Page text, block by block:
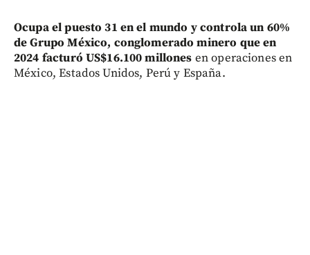
Ocupa el puesto 31 en el mundo y controla un 60%
de Grupo México, conglomerado minero que en
2024 facturó US$16.100 millones en operaciones en
México, Estados Unidos, Perú y España.